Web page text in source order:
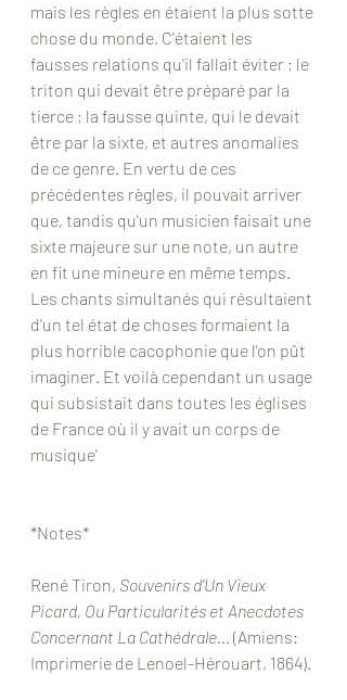
mais les règles en étaient la plus sotte
chose du monde. C'étaient les
fausses relations qu'il fallait éviter ; le
triton qui devait être préparé par la
tierce ; la fausse quinte, qui le devait
être par la sixte, et autres anomalies
de ce genre. En vertu de ces
précédentes règles, il pouvait arriver
que, tandis qu'un musicien faisait une
sixte majeure sur une note, un autre
en fit une mineure en même temps.
Les chants simultanés qui résultaient
d'un tel état de choses formaient la
plus horrible cacophonie que l'on pût
imaginer. Et voilà cependant un usage
qui subsistait dans toutes les églises
de France où il y avait un corps de
musique’
*Notes*
René Tiron, Souvenirs d’Un Vieux
Picard, Ou Particularités et Anecdotes
Concernant La Cathédrale... (Amiens:
Imprimerie de Lenoel-Hérouart, 1864).